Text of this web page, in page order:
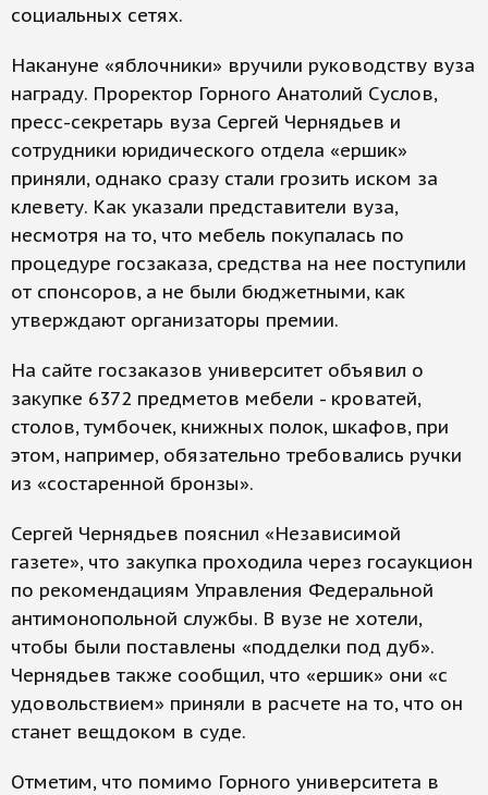
социальных сетях.
Накануне «яблочники» вручили руководству вуза
награду. Проректор Горного Анатолий Суслов,
пресс-секретарь вуза Сергей Чернядьев и
сотрудники юридического отдела «ершик»
приняли, однако сразу стали грозить иском за
клевету. Как указали представители вуза,
несмотря на то, что мебель покупалась по
процедуре госзаказа, средства на нее поступили
от спонсоров, а не были бюджетными, как
утверждают организаторы премии.
На сайте госзаказов университет объявил о
закупке 6372 предметов мебели - кроватей,
столов, тумбочек, книжных полок, шкафов, при
этом, например, обязательно требовались ручки
из «состаренной бронзы».
Сергей Чернядьев пояснил «Независимой
газете», что закупка проходила через госаукцион
по рекомендациям Управления Федеральной
антимонопольной службы. В вузе не хотели,
чтобы были поставлены «подделки под дуб».
Чернядьев также сообщил, что «ершик» они «с
удовольствием» приняли в расчете на то, что он
станет вещдоком в суде.
Отметим, что помимо Горного университета в